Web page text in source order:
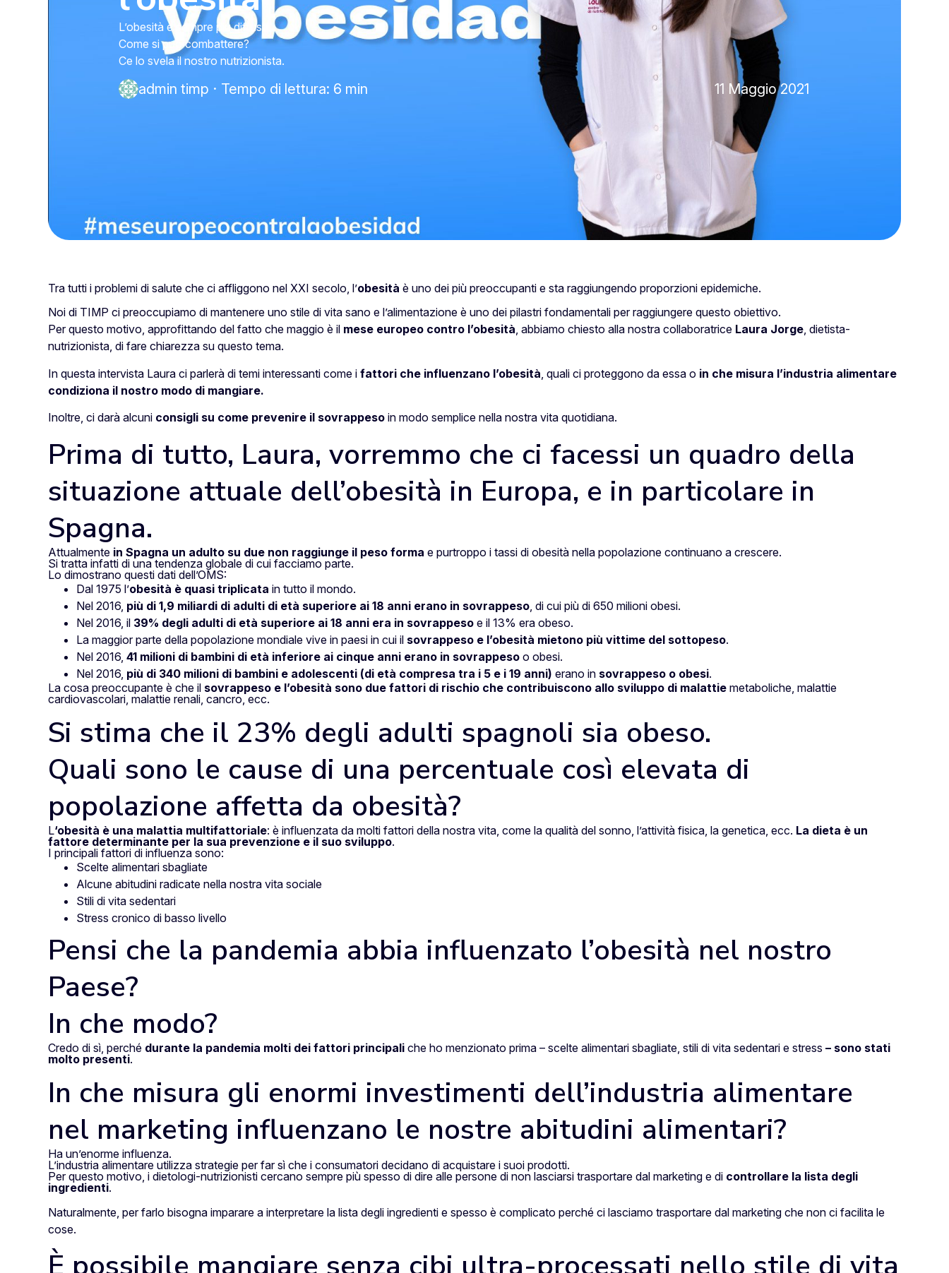
L’obesità è sempre più diffusa.
Come si può combattere?
Ce lo svela il nostro nutrizionista.
admin timp · Tempo di lettura: 6 min 11 Maggio 2021
Tra tutti i problemi di salute che ci affliggono nel XXI secolo, l’obesità è uno dei più preoccupanti e sta raggiungendo proporzioni epidemiche.
Noi di TIMP ci preoccupiamo di mantenere uno stile di vita sano e l’alimentazione è uno dei pilastri fondamentali per raggiungere questo obiettivo.
Per questo motivo, approfittando del fatto che maggio è il mese europeo contro l’obesità, abbiamo chiesto alla nostra collaboratrice Laura Jorge, dietista-
nutrizionista, di fare chiarezza su questo tema.
In questa intervista Laura ci parlerà di temi interessanti come i fattori che influenzano l’obesità , quali ci proteggono da essa o in che misura l’industria alimentare
condiziona il nostro modo di mangiare.
Inoltre, ci darà alcuni consigli su come prevenire il sovrappeso in modo semplice nella nostra vita quotidiana.
Prima di tutto, Laura, vorremmo che ci facessi un quadro della
situazione attuale dell’obesità in Europa, e in particolare in
Spagna.
Attualmente in Spagna un adulto su due non raggiunge il peso forma e purtroppo i tassi di obesità nella popolazione continuano a crescere.
Si tratta infatti di una tendenza globale di cui facciamo parte.
Lo dimostrano questi dati dell’OMS:
Dal 1975 l’obesità è quasi triplicata in tutto il mondo.
Nel 2016, più di 1,9 miliardi di adulti di età superiore ai 18 anni erano in sovrappeso , di cui più di 650 milioni obesi.
Nel 2016, il 39% degli adulti di età superiore ai 18 anni era in sovrappeso e il 13% era obeso.
La maggior parte della popolazione mondiale vive in paesi in cui il sovrappeso e l’obesità mietono più vittime del sottopeso.
Nel 2016, 41 milioni di bambini di età inferiore ai cinque anni erano in sovrappeso o obesi.
Nel 2016, più di 340 milioni di bambini e adolescenti (di età compresa tra i 5 e i 19 anni) erano in sovrappeso o obesi.
La cosa preoccupante è che il sovrappeso e l’obesità sono due fattori di rischio che contribuiscono allo sviluppo di malattie metaboliche, malattie
cardiovascolari, malattie renali, cancro, ecc.
Si stima che il 23% degli adulti spagnoli sia obeso.
Quali sono le cause di una percentuale così elevata di
popolazione affetta da obesità?
L‘obesità è una malattia multifattoriale: è influenzata da molti fattori della nostra vita, come la qualità del sonno, l’attività fisica, la genetica, ecc. La dieta è un
fattore determinante per la sua prevenzione e il suo sviluppo.
I principali fattori di influenza sono:
Scelte alimentari sbagliate
Alcune abitudini radicate nella nostra vita sociale
Stili di vita sedentari
Stress cronico di basso livello
Pensi che la pandemia abbia influenzato l’obesità nel nostro
Paese?
In che modo?
Credo di sì, perché durante la pandemia molti dei fattori principali che ho menzionato prima – scelte alimentari sbagliate, stili di vita sedentari e stress – sono stati
molto presenti.
In che misura gli enormi investimenti dell’industria alimentare
nel marketing influenzano le nostre abitudini alimentari?
Ha un’enorme influenza.
L’industria alimentare utilizza strategie per far sì che i consumatori decidano di acquistare i suoi prodotti.
Per questo motivo, i dietologi-nutrizionisti cercano sempre più spesso di dire alle persone di non lasciarsi trasportare dal marketing e di controllare la lista degli
ingredienti.
Naturalmente, per farlo bisogna imparare a interpretare la lista degli ingredienti e spesso è complicato perché ci lasciamo trasportare dal marketing che non ci facilita le
cose.